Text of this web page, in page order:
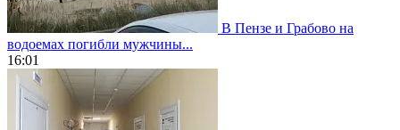
В Пензе и Грабово на
водоемах погибли мужчины...
16:01